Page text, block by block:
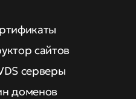
сайтов
серверы
доменов